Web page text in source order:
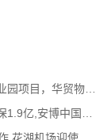
顺丰房托已完成收购长沙物业,京东启动智能产业园项目，华贸物流签署约2亿元专线产品运营合
京东物流增持跨越速运,圆通速递为圆通航空担保1.9亿,安博中国牵手启橙中国,中通云仓发布6